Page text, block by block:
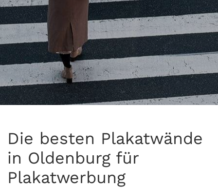
Die besten Plakatwände
in Oldenburg für
Plakatwerbung